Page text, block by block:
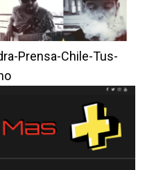
Prensa-Chile-Tus-